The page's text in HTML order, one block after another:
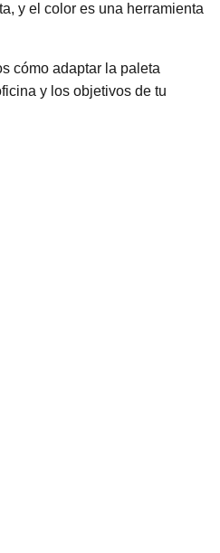
y el color es una herramienta
cómo adaptar la paleta
y los objetivos de tu